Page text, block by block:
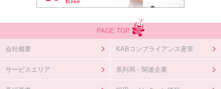
PAGE TOP
会社概要 KABコンプライアンス憲章
サービスエリア 系列局・関連企業